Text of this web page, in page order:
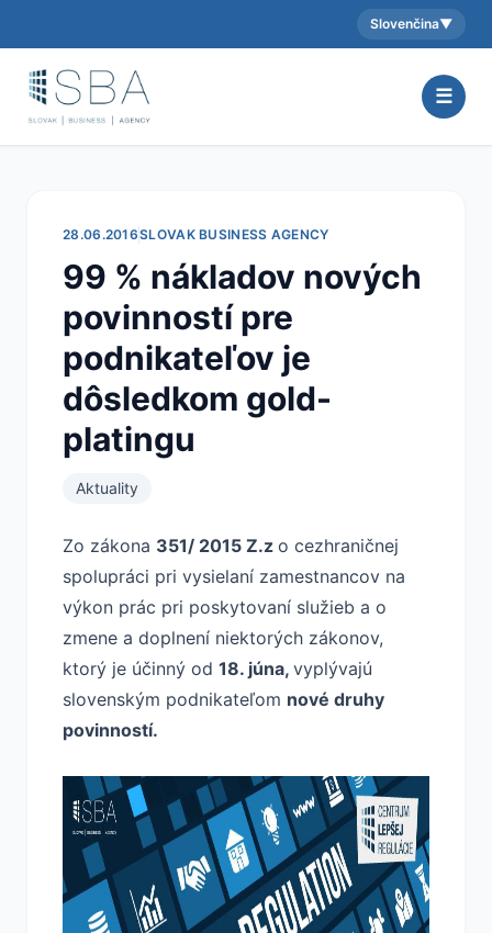
Aktuálny jazyk:
Slovenčina▼
☰
28.06.2016SLOVAK BUSINESS AGENCY
99 % nákladov nových
povinností pre
podnikateľov je
dôsledkom gold-
platingu
Aktuality
Zo zákona 351/ 2015 Z.z o cezhraničnej
spolupráci pri vysielaní zamestnancov na
výkon prác pri poskytovaní služieb a o
zmene a doplnení niektorých zákonov,
ktorý je účinný od 18. júna, vyplývajú
slovenským podnikateľom nové druhy
povinností.